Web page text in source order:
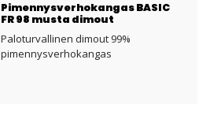
Pimennysverhokangas BASIC
FR 98 musta dimout
Paloturvallinen dimout 99%
pimennysverhokangas